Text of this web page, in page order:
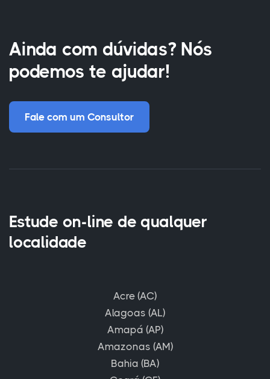
Ainda com dúvidas? Nós
podemos te ajudar!
Fale com um Consultor
Estude on-line de qualquer
localidade
Acre (AC)
Alagoas (AL)
Amapá (AP)
Amazonas (AM)
Bahia (BA)